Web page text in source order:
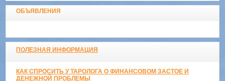
ОБЪЯВЛЕНИЯ
ПОЛЕЗНАЯ ИНФОРМАЦИЯ
КАК СПРОСИТЬ У ТАРОЛОГА О ФИНАНСОВОМ ЗАСТОЕ И
ДЕНЕЖНОЙ ПРОБЛЕМЫ